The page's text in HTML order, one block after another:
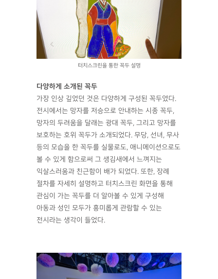
터치스크린을 통한 꼭두 설명
다양하게 소개된 꼭두
가장 인상 깊었던 것은 다양하게 구성된 꼭두였다.
전시에서는 망자를 저승으로 안내하는 시종 꼭두,
망자의 두려움을 달래는 광대 꼭두, 그리고 망자를
보호하는 호위 꼭두가 소개되었다. 무당, 선녀, 무사
등의 모습을 한 꼭두를 실물로도, 애니메이션으로도
볼 수 있게 함으로써 그 생김새에서 느껴지는
익살스러움과 친근함이 배가 되었다. 또한, 장례
절차를 자세히 설명하고 터치스크린 화면을 통해
관심이 가는 꼭두를 더 알아볼 수 있게 구성해
아동과 성인 모두가 흥미롭게 관람할 수 있는
전시라는 생각이 들었다.